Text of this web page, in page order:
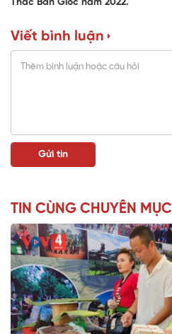
Thác Bản Giốc năm 2022.
Viết bình luận
TIN CÙNG CHUYÊN MỤC